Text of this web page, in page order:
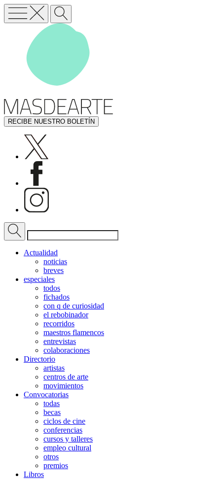
RECIBE NUESTRO BOLETÍN
Actualidad
noticias
breves
especiales
todos
fichados
con q de curiosidad
el rebobinador
recorridos
maestros flamencos
entrevistas
colaboraciones
Directorio
artistas
centros de arte
movimientos
Convocatorias
todas
becas
ciclos de cine
conferencias
cursos y talleres
empleo cultural
otros
premios
Libros